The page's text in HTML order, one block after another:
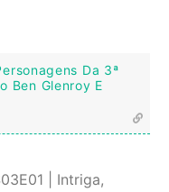
Da 3ª
Ben Glenroy E
| Intriga,